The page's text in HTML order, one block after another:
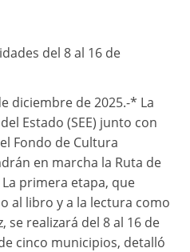
del 8 al 16 de
diciembre de 2025.-* La
Estado (SEE) junto con
Fondo de Cultura
en marcha la Ruta de
primera etapa, que
al libro y a la lectura como
se realizará del 8 al 16 de
cinco municipios, detalló